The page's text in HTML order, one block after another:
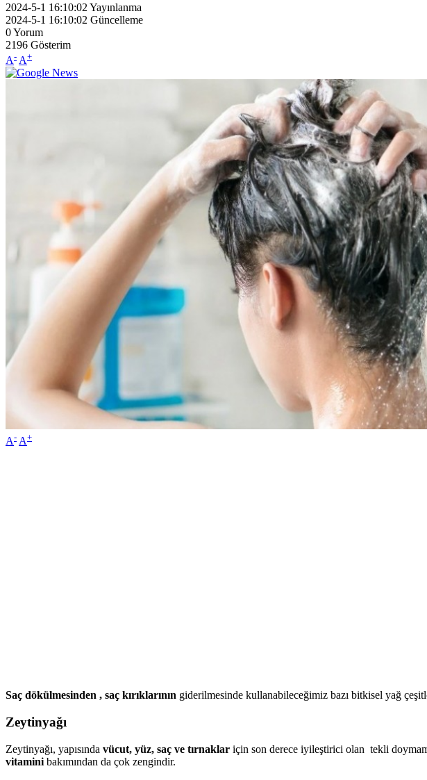
2024-5-1 16:10:02 Yayınlanma
2024-5-1 16:10:02 Güncelleme
0Yorum
2196 Gösterim
A- A+
A- A+
Saç dökülmesinden , saç kırıklarının giderilmesinde kullanabileceğimiz bazı bitkisel yağ
Zeytinyağı
Zeytinyağı, yapısında vücut, yüz, saç ve tırnaklar için son derece iyileştirici olan tekli
vitamini bakımından da çok zengindir.